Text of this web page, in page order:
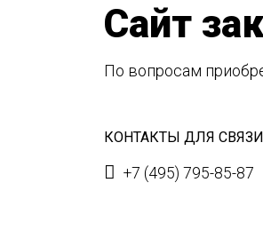
Сайт
По вопросам
КОНТАКТЫ ДЛЯ СВЯЗИ
+7 (495) 795-85-87